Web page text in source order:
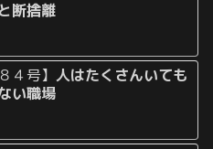
断捨離
４号】人はたくさんいても
い職場